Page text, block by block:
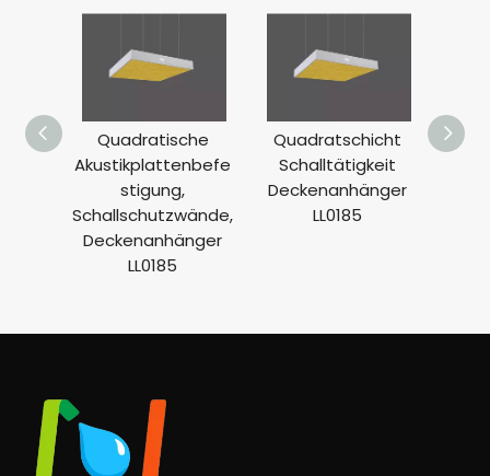
Quadratische
Akustikplattenbefe
stigung,
Schallschutzwände,
Deckenanhänger
LL0185
Quadratschicht
Schalltätigkeit
Deckenanhänger
LL0185